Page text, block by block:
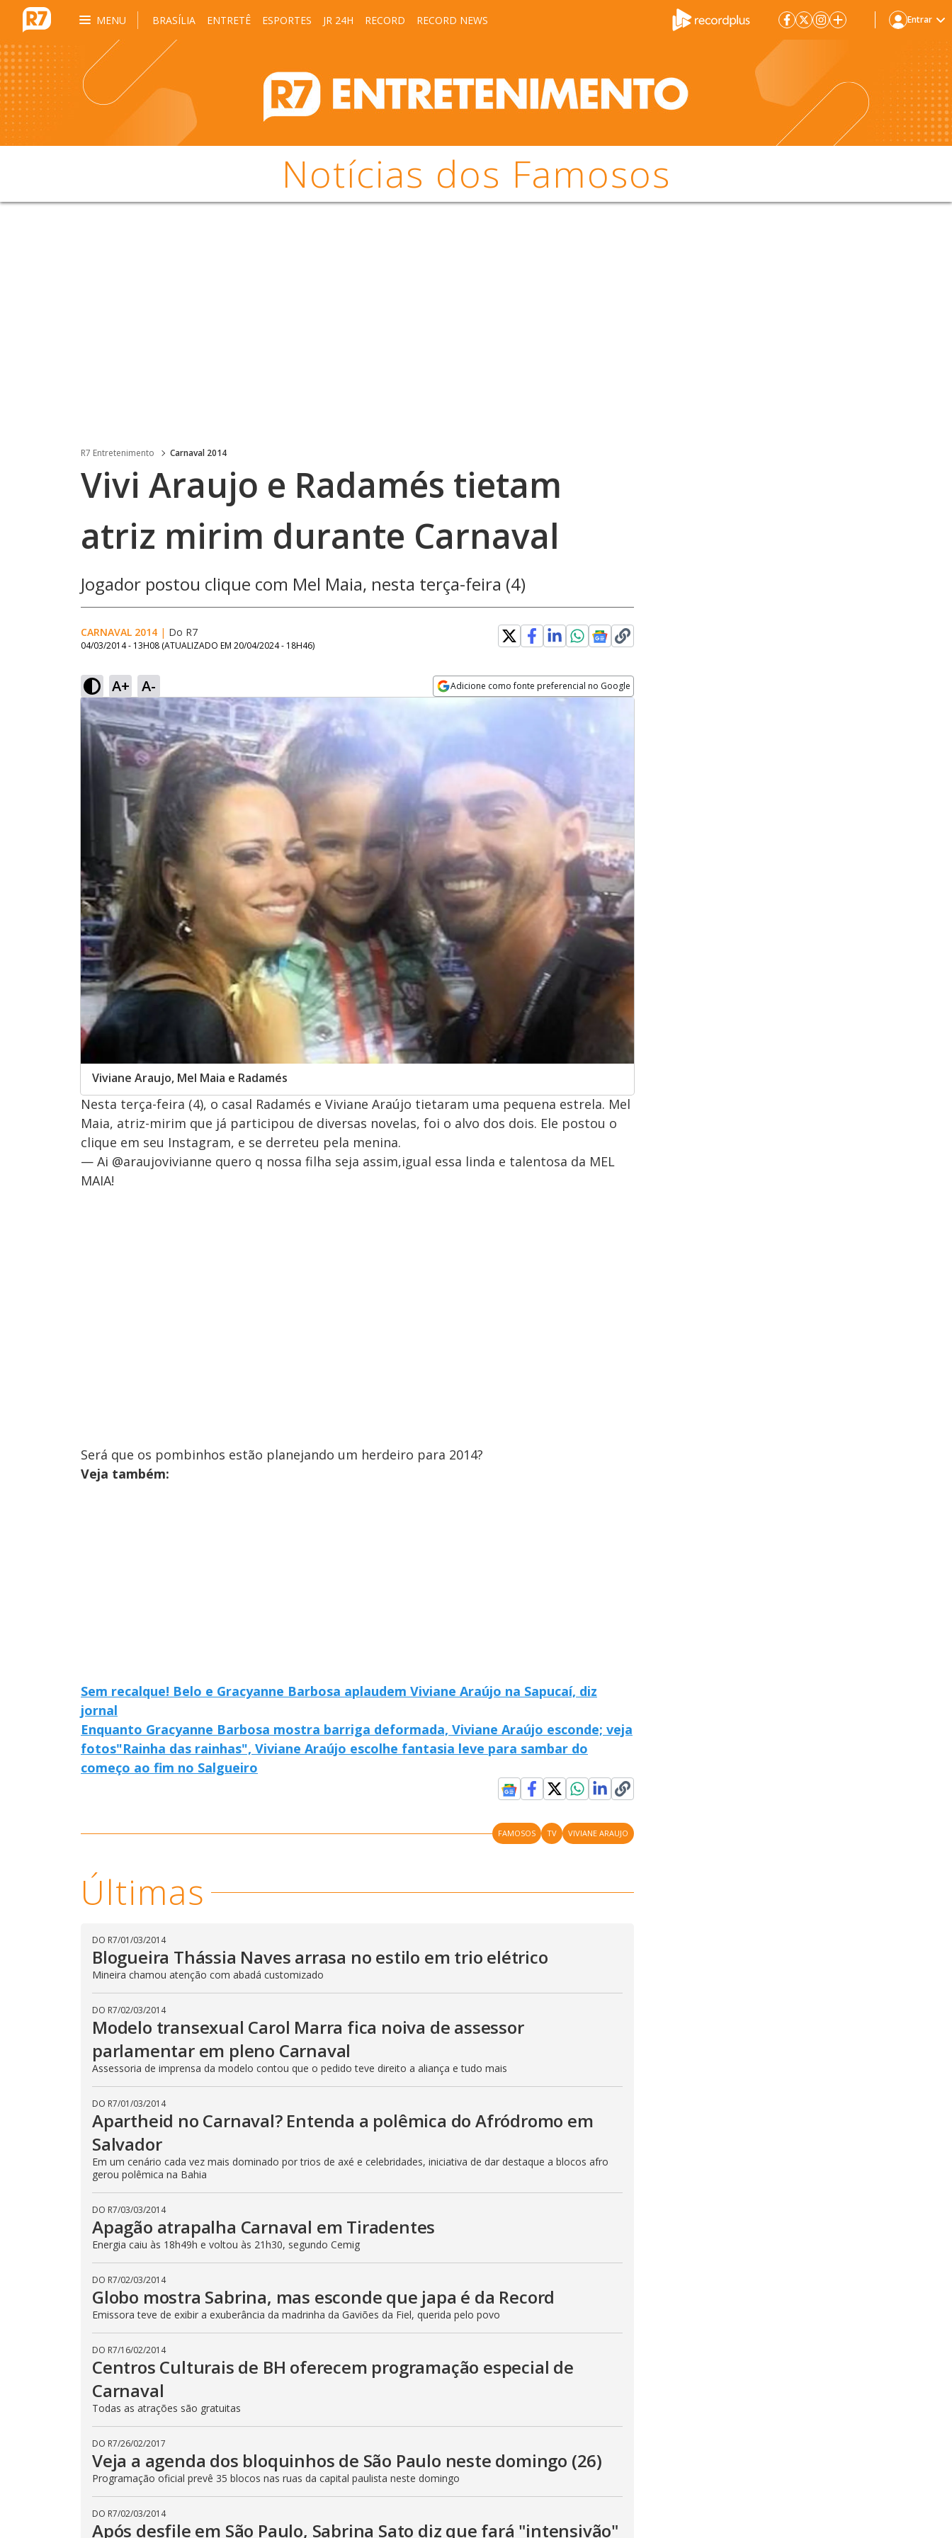
MENU BRASÍLIA ENTRETÊ ESPORTES JR 24H RECORD RECORD NEWS Entrar
Notícias dos Famosos
R7 Entretenimento Carnaval 2014
Vivi Araujo e Radamés tietam
atriz mirim durante Carnaval
Jogador postou clique com Mel Maia, nesta terça-feira (4)
CARNAVAL 2014 | Do R7
04/03/2014 - 13H08 (ATUALIZADO EM 20/04/2024 - 18H46)
A+ A- Adicione como fonte preferencial no Google
Opens in new window
Viviane Araujo, Mel Maia e Radamés
Nesta terça-feira (4), o casal Radamés e Viviane Araújo tietaram uma pequena estrela. Mel
Maia, atriz-mirim que já participou de diversas novelas, foi o alvo dos dois. Ele postou o
clique em seu Instagram, e se derreteu pela menina.
— Ai @araujovivianne quero q nossa filha seja assim,igual essa linda e talentosa da MEL
MAIA!
Será que os pombinhos estão planejando um herdeiro para 2014?
Veja também:
Sem recalque! Belo e Gracyanne Barbosa aplaudem Viviane Araújo na Sapucaí, diz
jornal
Enquanto Gracyanne Barbosa mostra barriga deformada, Viviane Araújo esconde; veja
fotos"Rainha das rainhas", Viviane Araújo escolhe fantasia leve para sambar do
começo ao fim no Salgueiro
FAMOSOS TV VIVIANE ARAUJO
Últimas
DO R7/01/03/2014
Blogueira Thássia Naves arrasa no estilo em trio elétrico
Mineira chamou atenção com abadá customizado
DO R7/02/03/2014
Modelo transexual Carol Marra fica noiva de assessor
parlamentar em pleno Carnaval
Assessoria de imprensa da modelo contou que o pedido teve direito a aliança e tudo mais
DO R7/01/03/2014
Apartheid no Carnaval? Entenda a polêmica do Afródromo em
Salvador
Em um cenário cada vez mais dominado por trios de axé e celebridades, iniciativa de dar destaque a blocos afro
gerou polêmica na Bahia
DO R7/03/03/2014
Apagão atrapalha Carnaval em Tiradentes
Energia caiu às 18h49h e voltou às 21h30, segundo Cemig
DO R7/02/03/2014
Globo mostra Sabrina, mas esconde que japa é da Record
Emissora teve de exibir a exuberância da madrinha da Gaviões da Fiel, querida pelo povo
DO R7/16/02/2014
Centros Culturais de BH oferecem programação especial de
Carnaval
Todas as atrações são gratuitas
DO R7/26/02/2017
Veja a agenda dos bloquinhos de São Paulo neste domingo (26)
Programação oficial prevê 35 blocos nas ruas da capital paulista neste domingo
DO R7/02/03/2014
Após desfile em São Paulo, Sabrina Sato diz que fará "intensivão"